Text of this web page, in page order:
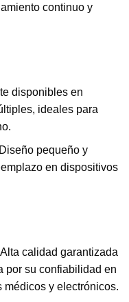
continuo y
disponibles en
ideales para
Diseño pequeño y
en dispositivos
Alta calidad garantizada
por su confiabilidad en
y electrónicos.